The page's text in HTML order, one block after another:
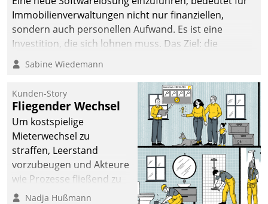
Immobilienverwaltungen nicht nur finanziellen,
sondern auch personellen Aufwand. Es ist eine
Investition, die sich lohnen muss. Das Ziel: die
nachhaltige Optimierung der Geschäftsabläufe. Damit
dieses Ziel erreicht wird, sollten einige Grundregeln
Sabine Wiedemann
Kunden-Story
Fliegender Wechsel
Um kostspielige
Mieterwechsel zu
straffen, Leerstand
vorzubeugen und Akteure
wie Prozesse fließend zu
vernetzen, nutzt die
Nadja Hußmann